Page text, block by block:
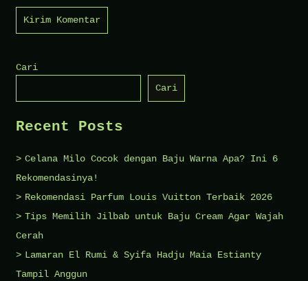
Cari
Cari
Recent Posts
Celana Milo Cocok dengan Baju Warna Apa? Ini 6
Rekomendasinya!
Rekomendasi Parfum Louis Vuitton Terbaik 2026
Tips Memilih Jilbab untuk Baju Cream Agar Wajah
Cerah
Lamaran El Rumi & Syifa Hadju Maia Estianty
Tampil Anggun